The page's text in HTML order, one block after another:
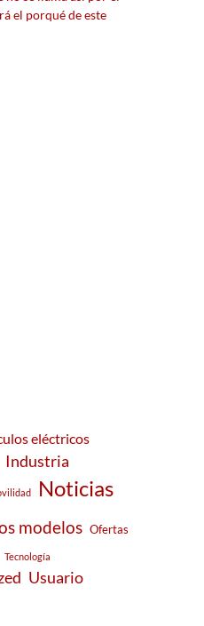
el porqué de este
eléctricos
Industria
Noticias
modelos Ofertas
Tecnología
Usuario